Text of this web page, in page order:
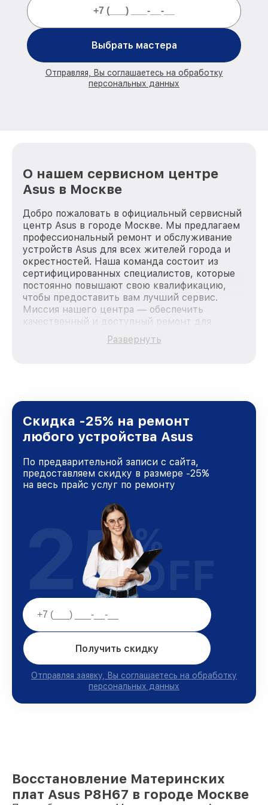
Выбрать мастера
Отправляя, Вы соглашаетесь на обработку
персональных данных
О нашем сервисном центре
Asus в Москве
Добро пожаловать в официальный сервисный
центр Asus в городе Москве. Мы предлагаем
профессиональный ремонт и обслуживание
устройств Asus для всех жителей города и
окрестностей. Наша команда состоит из
сертифицированных специалистов, которые
постоянно повышают свою квалификацию,
чтобы предоставить вам лучший сервис.
Миссия нашего центра — обеспечить
качественный и доступный ремонт для
каждого пользователя продукции Asus, вне
зависимости от сложности поломки. Мы
и лояльности наших клиентов.
Развернуть
Скидка -25% на ремонт
любого устройства Asus
По предварительной записи с сайта,
предоставляем скидку в размере -25%
на весь прайс услуг по ремонту
Получить скидку
Отправляя заявку, Вы соглашаетесь на обработку
персональных данных
25%
OFF
Восстановление Материнских
плат Asus P8H67 в городе Москве